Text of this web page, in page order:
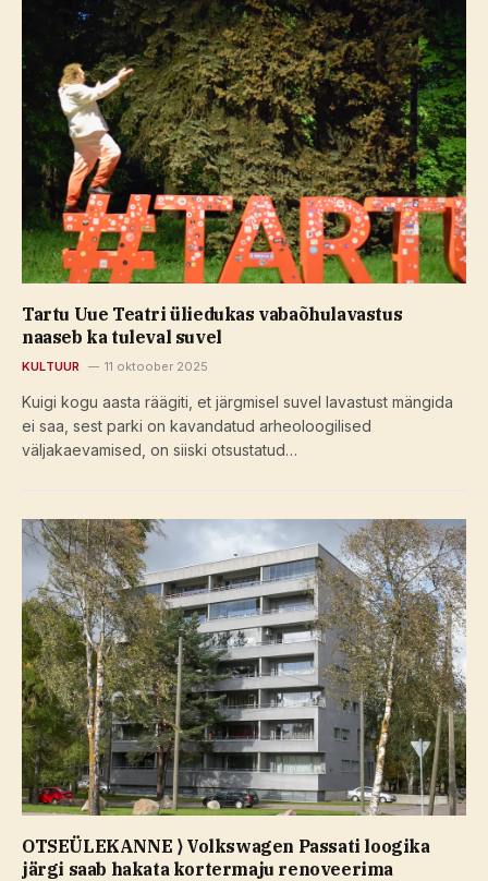
Tartu Uue Teatri üliedukas vabaõhulavastus
naaseb ka tuleval suvel
KULTUUR 11 oktoober 2025
Kuigi kogu aasta räägiti, et järgmisel suvel lavastust mängida
ei saa, sest parki on kavandatud arheoloogilised
väljakaevamised, on siiski otsustatud…
OTSEÜLEKANNE ⟩ Volkswagen Passati loogika
järgi saab hakata kortermaju renoveerima